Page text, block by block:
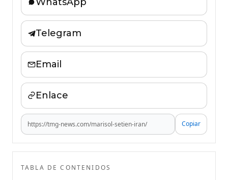
Telegram
Email
Enlace
Copiar
TABLA DE CONTENIDOS